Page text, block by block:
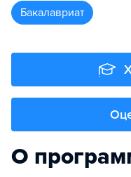
бакалавриат
О